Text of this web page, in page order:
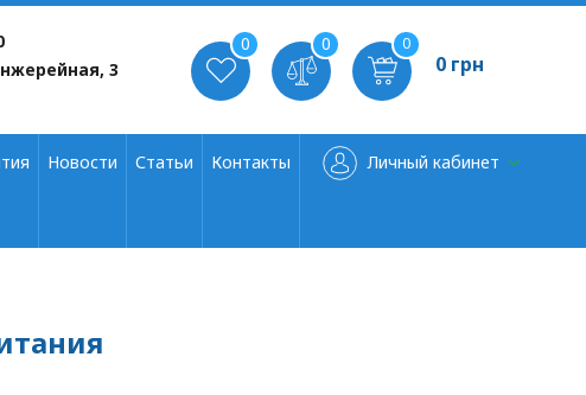
3
0 0 0
0 грн
Новости Статьи Контакты Личный кабинет